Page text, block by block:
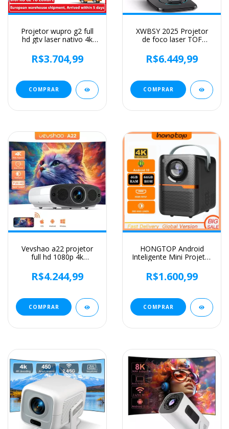
Projetor wupro g2 full
hd gtv laser nativo 4k
home theater dolby
áudio visão projetores
R$3.704,99
COMPRAR
XWBSY 2025 Projetor
de foco laser TOF
Projetor de luz diurna
portátil 4K Android 12.0
WIFI6/20MS
R$6.449,99
COMPRAR
Vevshao a22 projetor
full hd 1080p 4k
foco automático 10w *
2 projetor de home
reunião de escritório
R$4.244,99
HONGTOP Android
Inteligente Mini Projetor
Projetor Portátil 4K com
WIFI Bluetooth 1080P
Beamer
R$1.600,99
COMPRAR